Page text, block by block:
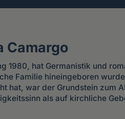
Camargo
1980, hat Germanistik und
Familie hineingeboren
hat, war der Grundstein zum
als auf kirchliche